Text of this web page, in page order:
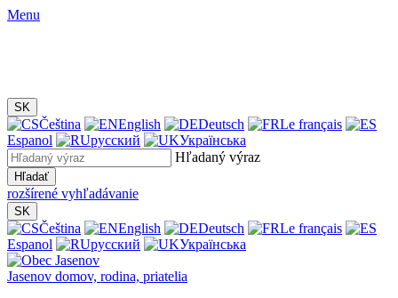
Menu
SK
Čeština English Deutsch
Le français
Espanol
русский
Українська
Hľadaný výraz
Hľadať
rozšírené vyhľadávanie
SK
Čeština English Deutsch
Le français
Espanol
русский Українська
Jasenov domov, rodina, priatelia